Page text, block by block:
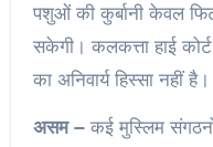
पशुओं की कुर्बानी केवल
सकेगी। कलकत्ता हाई
का अनिवार्य हिस्सा नहीं है।
असम – कई मुस्लिम